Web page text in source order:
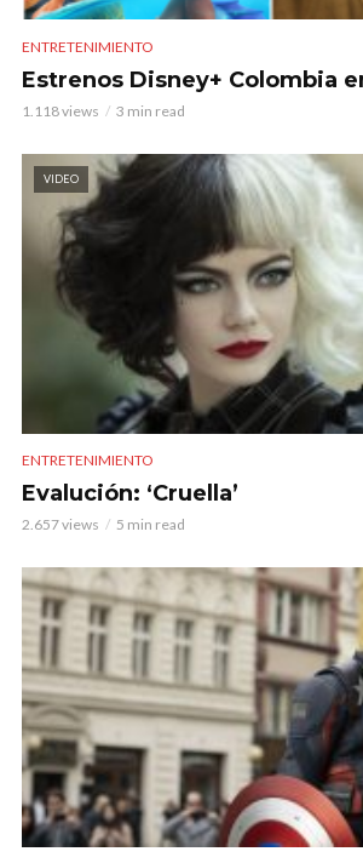
ENTRETENIMIENTO
Estrenos Disney+ Colombia
1.118 views 3 min read
VIDEO
ENTRETENIMIENTO
Evalución: ‘Cruella’
2.657 views 5 min read